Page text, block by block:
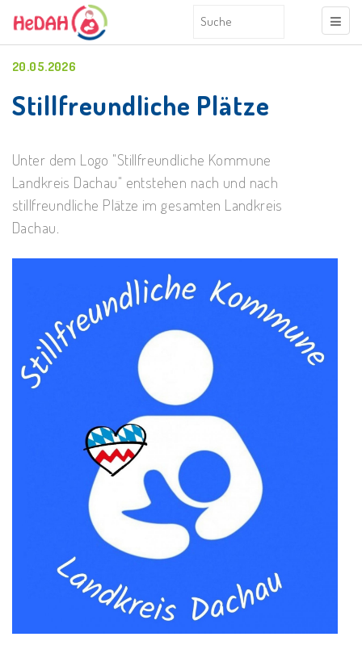
20.05.2026
Stillfreundliche Plätze
Unter dem Logo "Stillfreundliche Kommune
Landkreis Dachau" entstehen nach und nach
stillfreundliche Plätze im gesamten Landkreis
Dachau.